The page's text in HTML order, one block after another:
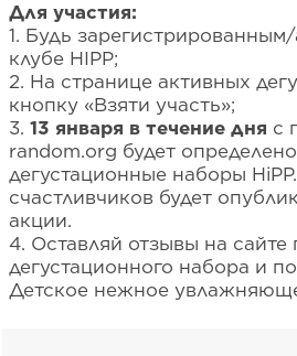
Для участия:
1. Будь
клубе HIPP;
2. На странице активных
кнопку «Взяти участь»;
3. 13 января в течение дня с
random.org будет
дегустационные наборы
счастливчиков будет
акции.
4. Оставляй отзывы на сайте
дегустационного набора и
Детское нежное